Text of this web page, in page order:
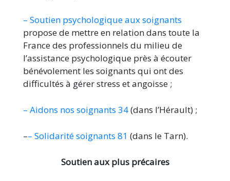
– Soutien psychologique aux soignants
propose de mettre en relation dans toute la
France des professionnels du milieu de
l’assistance psychologique près à écouter
bénévolement les soignants qui ont des
difficultés à gérer stress et angoisse ;
– Aidons nos soignants 34(dans l’Hérault) ;
–– Solidarité soignants 81 (dans le Tarn).
Soutien aux plus précaires